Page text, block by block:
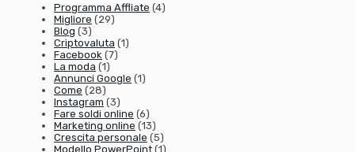
Programma Affliate (4)
Migliore (29)
Blog (3)
Criptovaluta (1)
Facebook (7)
La moda (1)
Annunci Google (1)
Come (28)
Instagram (3)
Fare soldi online (6)
Marketing online (13)
Crescita personale (5)
Modello PowerPoint (1)